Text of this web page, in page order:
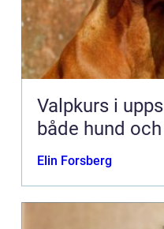
Valpkurs i uppsala trygg
både hund
Elin Forsberg